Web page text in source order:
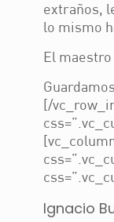
extraños,
lo mismo
El
[/
Ignacio